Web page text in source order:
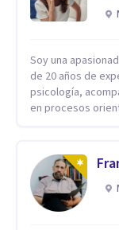
Soy una
de 20 años de
psicología,
en procesos
sentido.
desarrollamos
interior y de la
en nuestra forma de